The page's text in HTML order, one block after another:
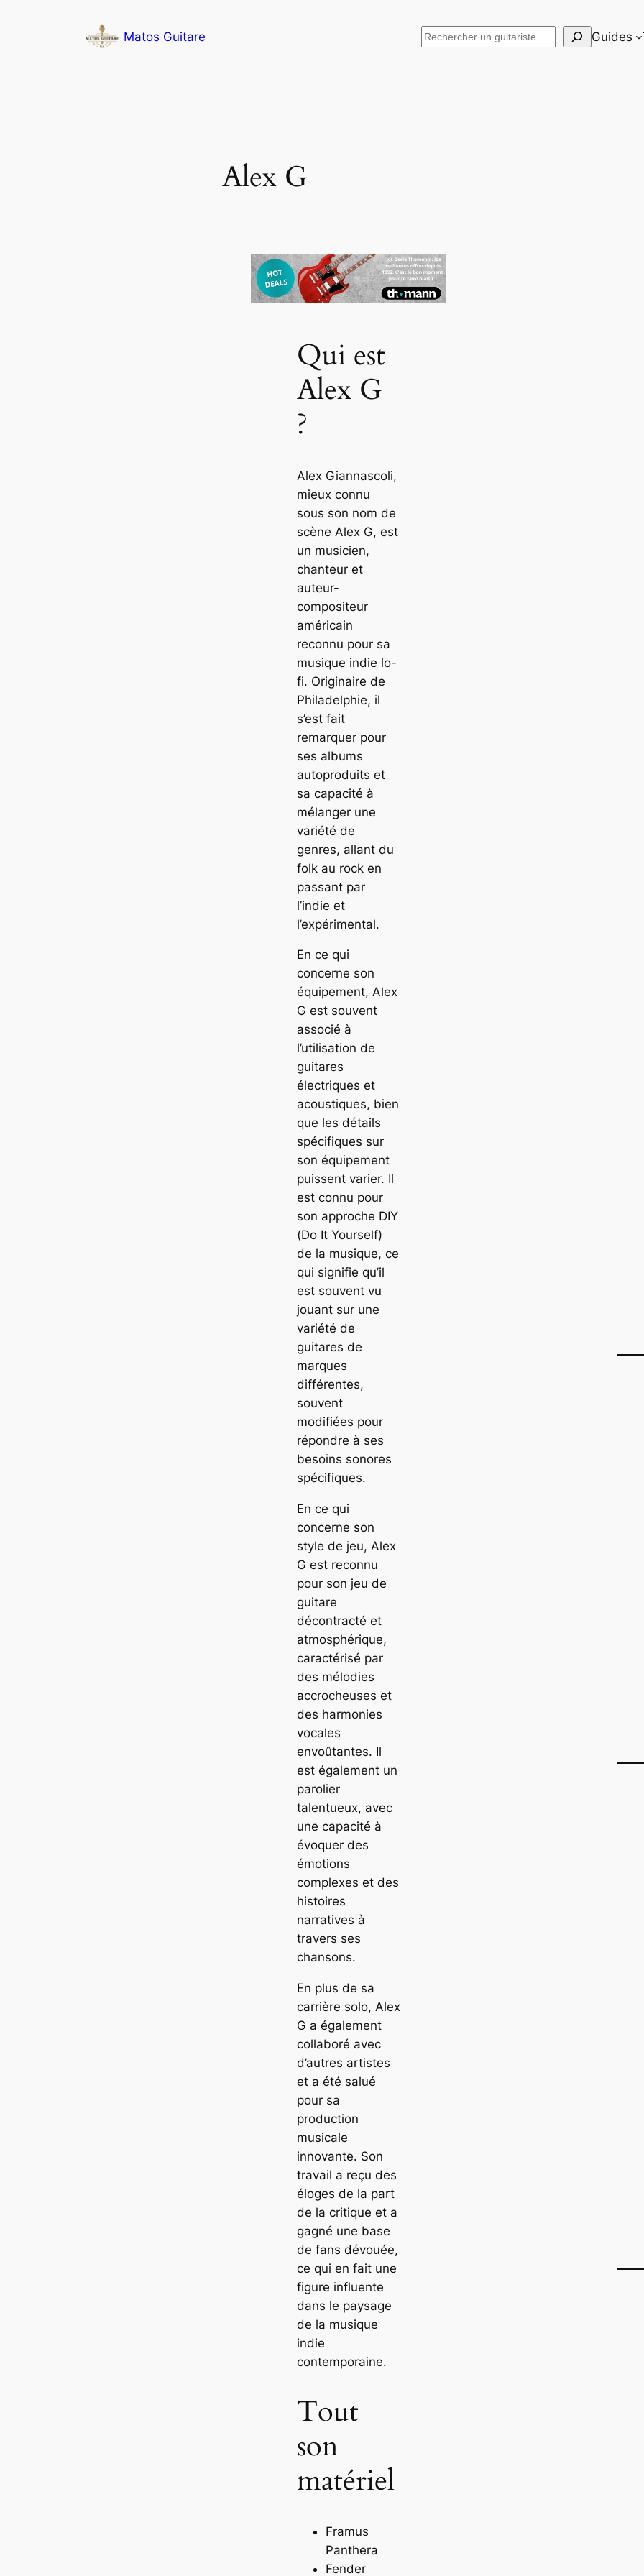
Matos Guitare Rechercher Guides
Alex G
Qui est
Alex G
?
Alex Giannascoli,
mieux connu
sous son nom de
scène Alex G, est
un musicien,
chanteur et
auteur-
compositeur
américain
reconnu pour sa
musique indie lo-
fi. Originaire de
Philadelphie, il
s’est fait
remarquer pour
ses albums
autoproduits et
sa capacité à
mélanger une
variété de
genres, allant du
folk au rock en
passant par
l’indie et
l’expérimental.
En ce qui
concerne son
équipement, Alex
G est souvent
associé à
l’utilisation de
guitares
électriques et
acoustiques, bien
que les détails
spécifiques sur
son équipement
puissent varier. Il
est connu pour
son approche DIY
(Do It Yourself)
de la musique, ce
qui signifie qu’il
est souvent vu
jouant sur une
variété de
guitares de
marques
différentes,
souvent
modifiées pour
répondre à ses
besoins sonores
spécifiques.
En ce qui
concerne son
style de jeu, Alex
G est reconnu
pour son jeu de
guitare
décontracté et
atmosphérique,
caractérisé par
des mélodies
accrocheuses et
des harmonies
vocales
envoûtantes. Il
est également un
parolier
talentueux, avec
une capacité à
évoquer des
émotions
complexes et des
histoires
narratives à
travers ses
chansons.
En plus de sa
carrière solo, Alex
G a également
collaboré avec
d’autres artistes
et a été salué
pour sa
production
musicale
innovante. Son
travail a reçu des
éloges de la part
de la critique et a
gagné une base
de fans dévouée,
ce qui en fait une
figure influente
dans le paysage
de la musique
indie
contemporaine.
Tout
son
matériel
Framus
Panthera
Fender